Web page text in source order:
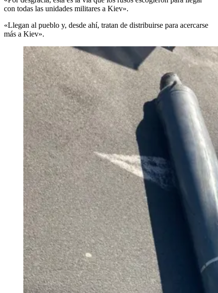
con todas las unidades militares a Kiev».
«Llegan al pueblo y, desde ahí, tratan de distribuirse para acercarse
más a Kiev».